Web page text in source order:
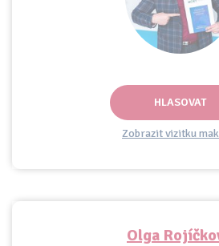
HLASOVAT
Zobrazit vizitku
Olga